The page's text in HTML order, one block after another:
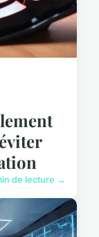
de lecture →